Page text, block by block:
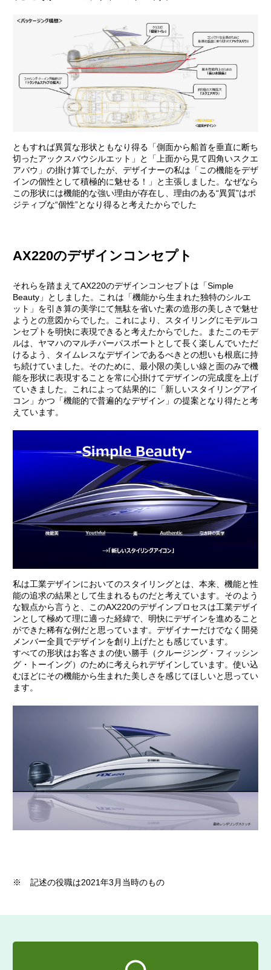
ともすれば異質な形状ともなり得る「側面から船首を垂直に断ち
切ったアックスバウシルエット」と「上面から見て四角いスクエ
アバウ」の掛け算でしたが、デザイナーの私は「この機能をデザ
インの個性として積極的に魅せる！」と主張しました。なぜなら
この形状には機能的な強い理由が存在し、理由のある“異質”はポ
ジティブな“個性”となり得ると考えたからでした
AX220のデザインコンセプト
それらを踏まえてAX220のデザインコンセプトは「Simple
Beauty」としました。これは「機能から生まれた独特のシルエ
ット」を引き算の美学にて無駄を省いた素の造形の美しさで魅せ
ようとの意図からでした。これにより、スタイリングにモデルコ
ンセプトを明快に表現できると考えたからでした。またこのモデ
ルは、ヤマハのマルチパーパスボートとして長く楽しんでいただ
けるよう、タイムレスなデザインであるべきとの想いも根底に持
ち続けていました。そのために、最小限の美しい線と面のみで機
能を形状に表現することを常に心掛けてデザインの完成度を上げ
ていきました。これによって結果的に「新しいスタイリングアイ
コン」かつ「機能的で普遍的なデザイン」の提案となり得たと考
えています。
私は工業デザインにおいてのスタイリングとは、本来、機能と性
能の追求の結果として生まれるものだと考えています。そのよう
な観点から言うと、このAX220のデザインプロセスは工業デザイ
ンとして極めて理に適った経緯で、明快にデザインを進めること
ができた稀有な例だと思っています。デザイナーだけでなく開発
メンバー全員でデザインを創り上げたとも感じています。
すべての形状はお客さまの使い勝手（クルージング・フィッシン
グ・トーイング）のために考えられデザインしています。使い込
むほどにその機能から生まれた美しさを感じてほしいと思ってい
ます。
※ 記述の役職は2021年3月当時のもの